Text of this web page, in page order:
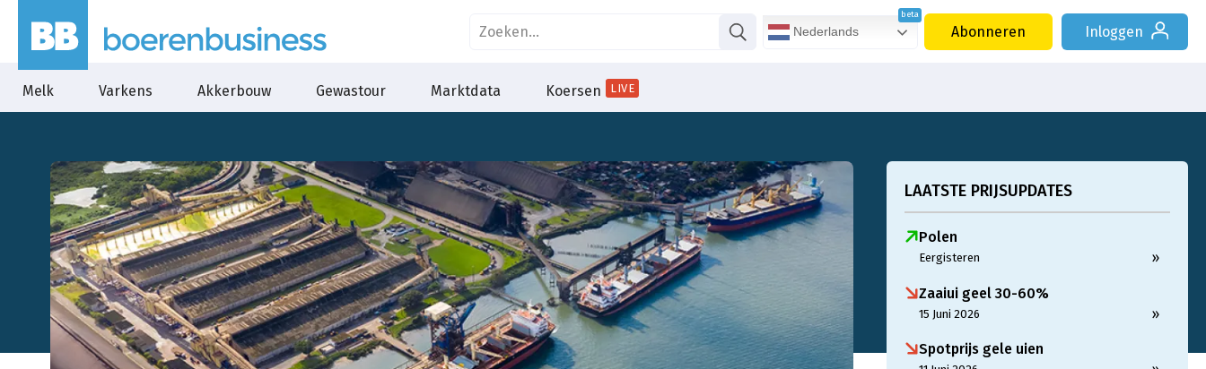
Nederlands Abonneren Inloggen
Melk Varkens Akkerbouw Gewastour Marktdata Koersen LIVE
LAATSTE PRIJSUPDATES
Polen
Eergisteren »
Zaaiui geel 30-60%
15 Juni 2026 »
Spotprijs gele uien